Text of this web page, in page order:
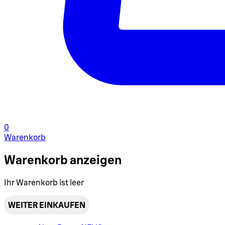
0
Warenkorb
Warenkorb anzeigen
Ihr Warenkorb ist leer
WEITER EINKAUFEN